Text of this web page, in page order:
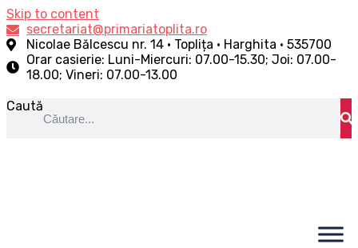
Skip to content
secretariat@primariatoplita.ro
Nicolae Bălcescu nr. 14 • Toplița • Harghita • 535700
Orar casierie: Luni-Miercuri: 07.00-15.30; Joi: 07.00-
18.00; Vineri: 07.00-13.00
Caută